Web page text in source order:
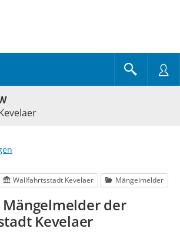
Wallfahrtsstadt Kevelaer Mängelmelder
Mängelmelder der
Kevelaer